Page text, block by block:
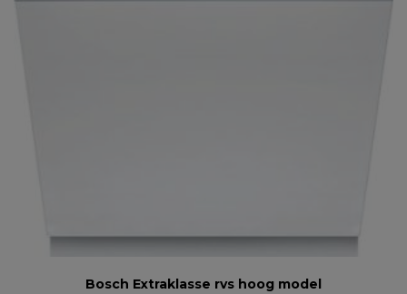
Bosch Extraklasse rvs hoog model